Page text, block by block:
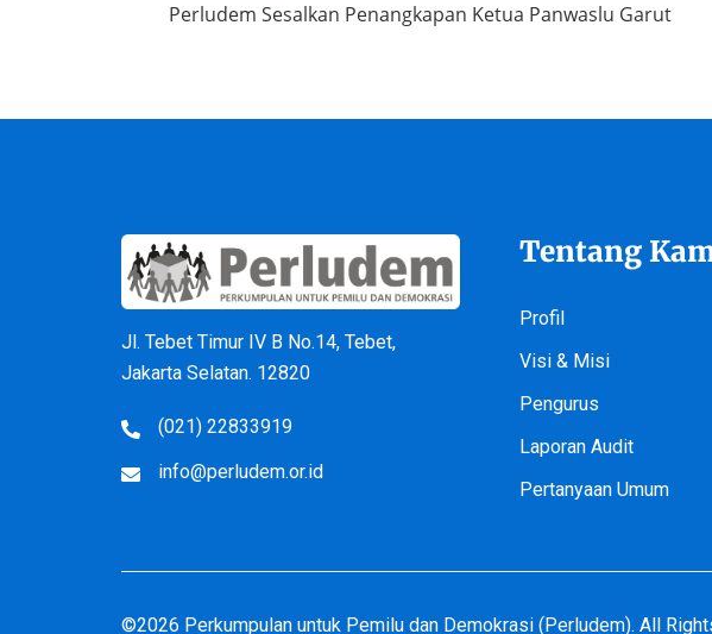
Perludem Sesalkan Penangkapan Ketua Panwaslu Garut
Jl. Tebet Timur IV B No.14, Tebet,
Jakarta Selatan. 12820
(021) 22833919
info@perludem.or.id
Tentang
Profil
Visi & Misi
Pengurus
Laporan Audit
Pertanyaan Umum
©2026 Perkumpulan untuk Pemilu dan Demokrasi (Perludem). All